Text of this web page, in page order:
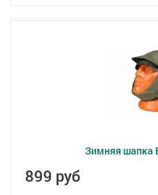
Зимняя шапка
899 руб